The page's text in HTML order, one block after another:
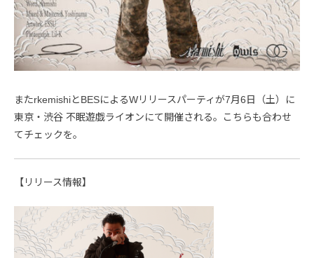
またrkemishiとBESによるWリリースパーティが7月6日（土）に
東京・渋谷 不眠遊戯ライオンにて開催される。こちらも合わせ
てチェックを。
【リリース情報】